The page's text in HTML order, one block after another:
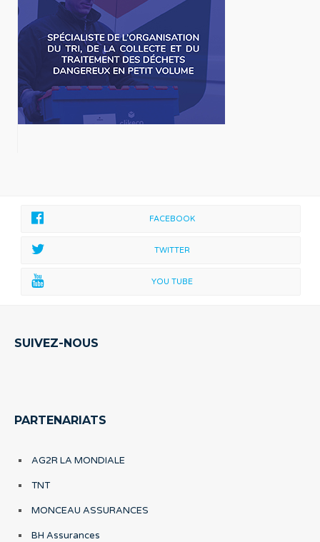
FACEBOOK
TWITTER
YOU TUBE
SUIVEZ-NOUS
PARTENARIATS
AG2R LA MONDIALE
TNT
MONCEAU ASSURANCES
BH Assurances